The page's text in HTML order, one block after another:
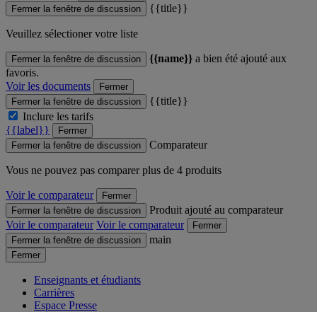
Fermer la fenêtre de discussion
{{title}}
Veuillez sélectioner votre liste
Fermer la fenêtre de discussion {{name}} a bien été ajouté aux
favoris.
Voir les documents
Fermer
Fermer la fenêtre de discussion
{{title}}
Inclure les tarifs
{{label}}
Fermer
Fermer la fenêtre de discussion
Comparateur
Vous ne pouvez pas comparer plus de 4 produits
Voir le comparateur
Fermer
Fermer la fenêtre de discussion
Produit ajouté au comparateur
Voir le comparateur Voir le comparateur
Fermer
Fermer la fenêtre de discussion
main
Fermer
Enseignants et étudiants
Carrières
Espace Presse